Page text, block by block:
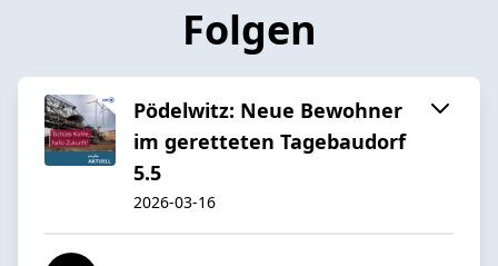
Folgen
Pödelwitz: Neue Bewohner
im geretteten Tagebaudorf
5.5
2026-03-16